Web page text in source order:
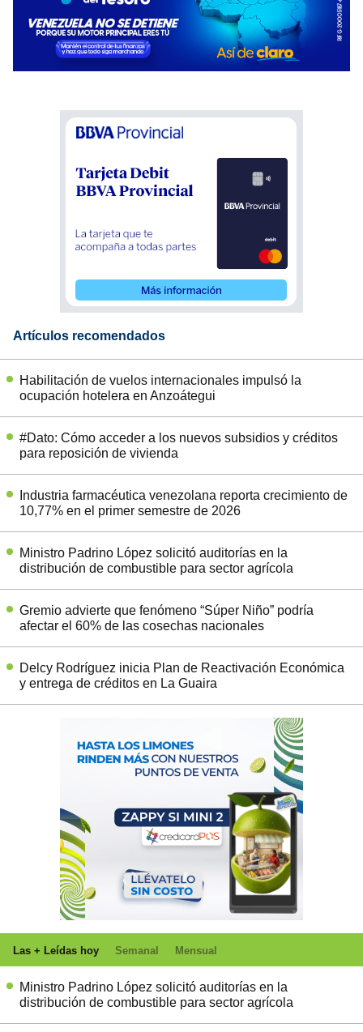
Artículos recomendados
Habilitación de vuelos internacionales impulsó la
ocupación hotelera en Anzoátegui
#Dato: Cómo acceder a los nuevos subsidios y créditos
para reposición de vivienda
Industria farmacéutica venezolana reporta crecimiento de
10,77% en el primer semestre de 2026
Ministro Padrino López solicitó auditorías en la
distribución de combustible para sector agrícola
Gremio advierte que fenómeno “Súper Niño” podría
afectar el 60% de las cosechas nacionales
Delcy Rodríguez inicia Plan de Reactivación Económica
y entrega de créditos en La Guaira
Las + Leídas hoy Semanal Mensual
Ministro Padrino López solicitó auditorías en la
distribución de combustible para sector agrícola